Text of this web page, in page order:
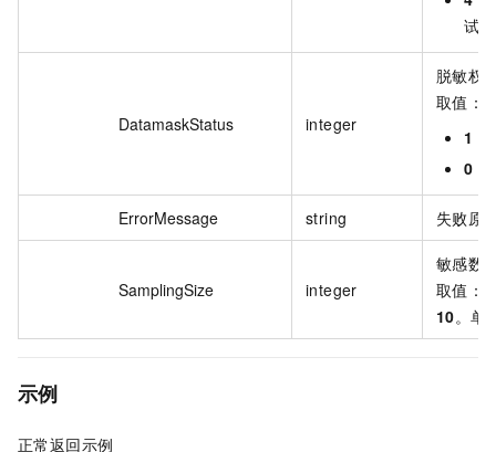
试
DatamaskStatus integer
脱敏权
取值：
1
0
ErrorMessage string 失败原
SamplingSize integer
敏感数
取值：
10。单
示例
正常返回示例